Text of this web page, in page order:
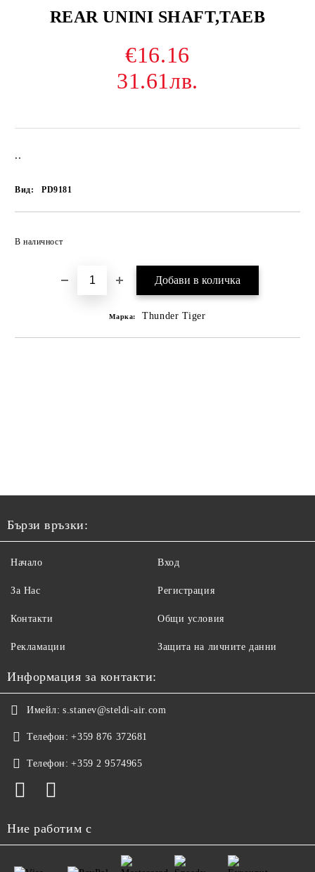
REAR UNINI SHAFT,TAEB
€16.16
31.61лв.
..
Вид: PD9181
В наличност
Марка: Thunder Tiger
Бързи връзки:
Начало
За Нас
Контакти
Рекламации
Вход
Регистрация
Общи условия
Защита на личните данни
Информация за контакти:
Имейл: s.stanev@steldi-air.com
Телефон: +359 876 372681
Телефон: +359 2 9574965
Ние работим с